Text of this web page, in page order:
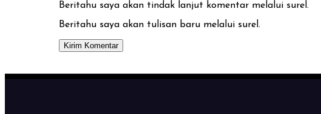
Beritahu saya akan tindak lanjut komentar melalui surel.
Beritahu saya akan tulisan baru melalui surel.